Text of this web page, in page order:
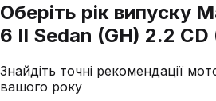
Оберіть рік випуску
6 II Sedan (GH) 2.2 CD
Знайдіть точні рекомендації
вашого року